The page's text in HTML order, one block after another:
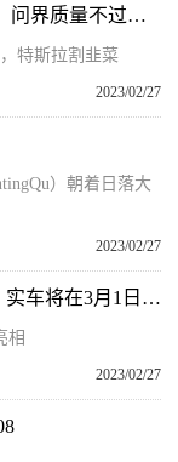
焦点讯息：最有可能登上315晚会的车企：问界质量不过关，特斯拉割韭菜
特斯拉割韭菜
2023/02/27
）朝着日落大
2023/02/27
焦点消息！捷途汽车首次公布旅行者官图 实车将在3月1日亮相
相
2023/02/27